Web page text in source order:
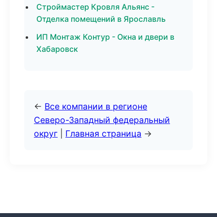
Строймастер Кровля Альянс -
Отделка помещений в Ярославль
ИП Монтаж Контур - Окна и двери в
Хабаровск
← Все компании в регионе
Северо-Западный федеральный
округ
Главная страница →